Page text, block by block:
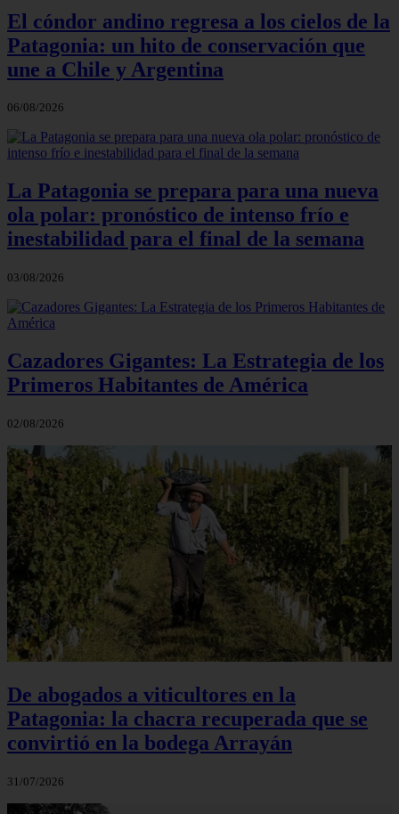
El cóndor andino regresa a los cielos de la
Patagonia: un hito de conservación que
une a Chile y Argentina
06/08/2026
La Patagonia se prepara para una nueva
ola polar: pronóstico de intenso frío e
inestabilidad para el final de la semana
03/08/2026
Cazadores Gigantes: La Estrategia de los
Primeros Habitantes de América
02/08/2026
De abogados a viticultores en la
Patagonia: la chacra recuperada que se
convirtió en la bodega Arrayán
31/07/2026